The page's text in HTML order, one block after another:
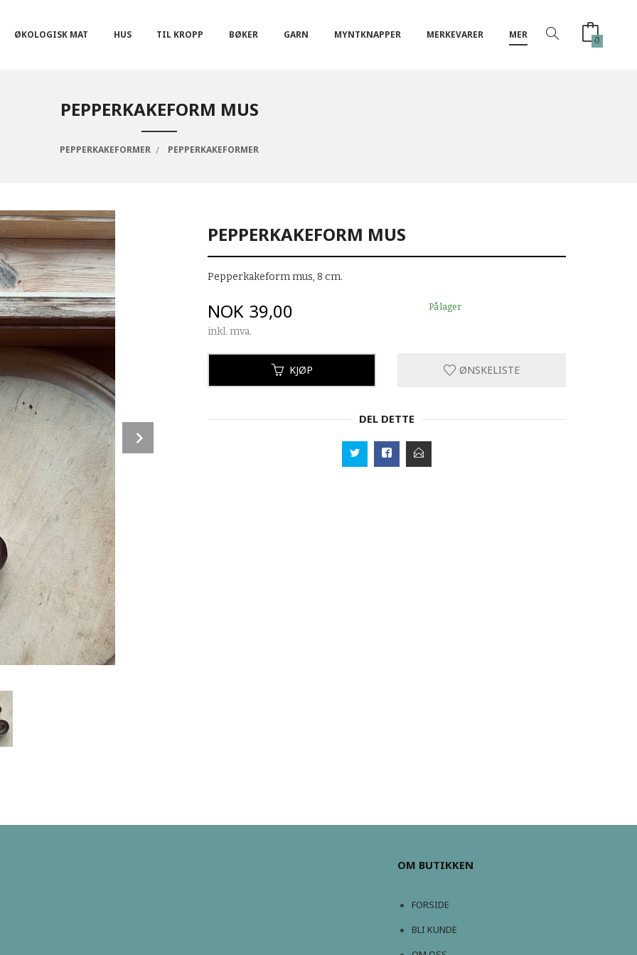
ØKOLOGISK MAT HUS TIL KROPP BØKER GARN MYNTKNAPPER MERKEVARER MER 0
PEPPERKAKEFORM MUS
PEPPERKAKEFORMER PEPPERKAKEFORMER
PEPPERKAKEFORM MUS
Pepperkakeform mus, 8 cm.
Pris
NOK 39,00
inkl. mva.
På lager
KJØP ØNSKELISTE
DEL DETTE
OM BUTIKKEN
FORSIDE
BLI KUNDE